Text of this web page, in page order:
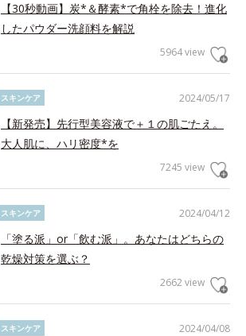
【30秒動画】炭*＆酵素*で角栓を除去！進化
したパウダー洗顔料を解説
5964 view
2024/05/17
スキンケア
【新発売】先行型美容液で＋１の肌ごたえ。
大人肌に、ハリ密度*を
7245 view
2024/04/12
スキンケア
「塗る派」or「飲む派」。あなたはどちらの
乾燥対策を選ぶ？
2662 view
2024/04/08
スキンケア